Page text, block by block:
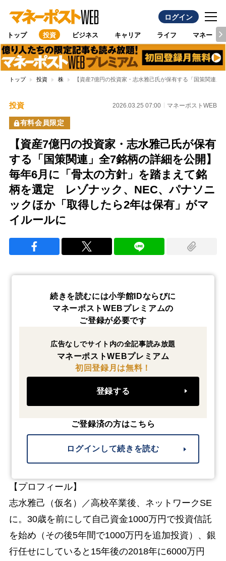
ログイン
トップ 投資 ビジネス キャリア ライフ マネー
トップ 投資 株 【資産7億円の投資家・志水雅己氏が保有する「国策関連
投資 2026.03.25 07:00 マネーポストWEB
有料会員限定
【資産7億円の投資家・志水雅己氏が保有
する「国策関連」全7銘柄の詳細を公開】
毎年6月に「骨太の方針」を踏まえて銘
柄を選定 レゾナック、NEC、パナソニ
ックほか「取得したら2年は保有」がマ
イルールに
続きを読むには小学館IDならびに
マネーポストWEBプレミアムの
ご登録が必要です
広告なしでサイト内の全記事読み放題
マネーポストWEBプレミアム
初回登録月は無料！
登録する
ご登録済の方はこちら
ログインして続きを読む
【プロフィール】
志水雅己（仮名）／高校卒業後、ネットワークSE
に。30歳を前にして自己資金1000万円で投資信託
を始め（その後5年間で1000万円を追加投資）、銀
行任せにしていると15年後の2018年に6000万円